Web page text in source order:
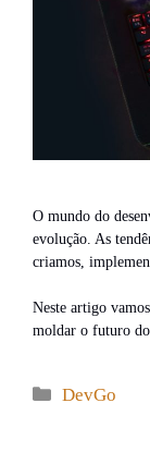
O mundo do
evolução. As
criamos,
Neste artigo
moldar o futuro
Categories
DevGo